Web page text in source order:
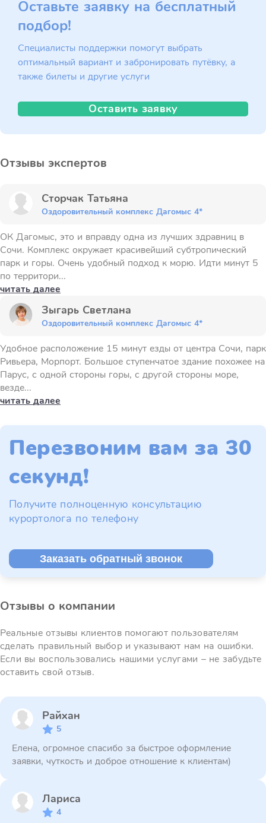
Оставьте заявку на бесплатный
подбор!
Специалисты поддержки помогут выбрать
оптимальный вариант и забронировать путёвку, а
также билеты и другие услуги
Оставить заявку
Отзывы экспертов
Сторчак Татьяна
Оздоровительный комплекс Дагомыс 4*
ОК Дагомыс, это и вправду одна из лучших здравниц в
Сочи. Комплекс окружает красивейший субтропический
парк и горы. Очень удобный подход к морю. Идти минут 5
по территори...
читать далее
Зыгарь Светлана
Оздоровительный комплекс Дагомыс 4*
Удобное расположение 15 минут езды от центра Сочи, парк
Ривьера, Морпорт. Большое ступенчатое здание похожее на
Парус, с одной стороны горы, с другой стороны море,
везде...
читать далее
Перезвоним вам за 30
секунд!
Получите полноценную консультацию
курортолога по телефону
Заказать обратный звонок
Отзывы о компании
Реальные отзывы клиентов помогают пользователям
сделать правильный выбор и указывают нам на ошибки.
Если вы воспользовались нашими услугами – не забудьте
оставить свой отзыв.
Райхан
5
Елена, огромное спасибо за быстрое оформление
заявки, чуткость и доброе отношение к клиентам)
Лариса
4